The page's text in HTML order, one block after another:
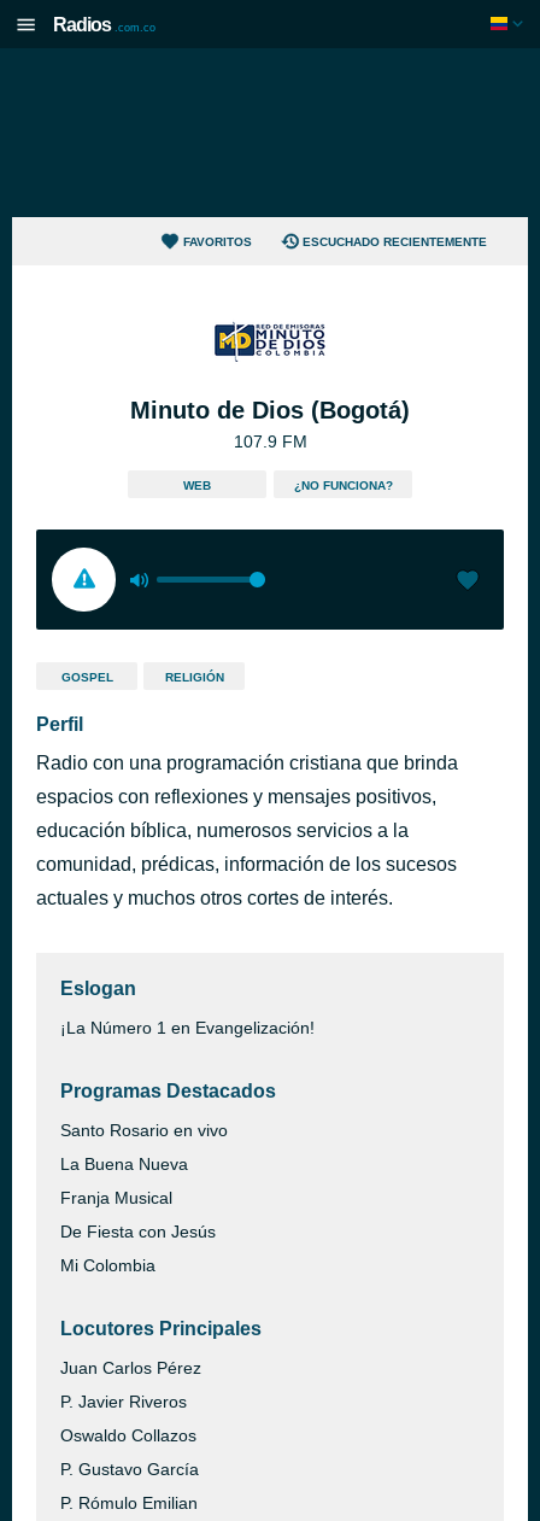
Radios .com.co
FAVORITOS ESCUCHADO RECIENTEMENTE
Minuto de Dios (Bogotá)
107.9 FM
WEB ¿NO FUNCIONA?
GOSPEL RELIGIÓN
Perfil
Radio con una programación cristiana que brinda
espacios con reflexiones y mensajes positivos,
educación bíblica, numerosos servicios a la
comunidad, prédicas, información de los sucesos
actuales y muchos otros cortes de interés.
Eslogan
¡La Número 1 en Evangelización!
Programas Destacados
Santo Rosario en vivo
La Buena Nueva
Franja Musical
De Fiesta con Jesús
Mi Colombia
Locutores Principales
Juan Carlos Pérez
P. Javier Riveros
Oswaldo Collazos
P. Gustavo García
P. Rómulo Emilian